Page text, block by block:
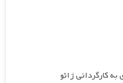
کارگردانی ژائو